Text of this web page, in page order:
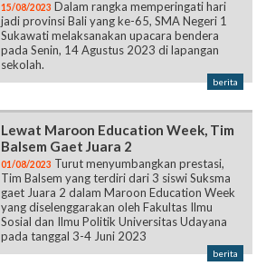
15/08/2023 Dalam rangka memperingati hari
jadi provinsi Bali yang ke-65, SMA Negeri 1
Sukawati melaksanakan upacara bendera
pada Senin, 14 Agustus 2023 di lapangan
sekolah.
berita
Lewat Maroon Education Week, Tim
Balsem Gaet Juara 2
01/08/2023 Turut menyumbangkan prestasi,
Tim Balsem yang terdiri dari 3 siswi Suksma
gaet Juara 2 dalam Maroon Education Week
yang diselenggarakan oleh Fakultas Ilmu
Sosial dan Ilmu Politik Universitas Udayana
pada tanggal 3-4 Juni 2023
berita